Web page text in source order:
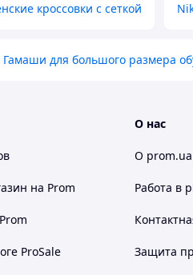
кроссовки с сеткой
Гамаши для большого размера
на Prom
ProSale
О нас
О prom.ua
Работа в
Защита